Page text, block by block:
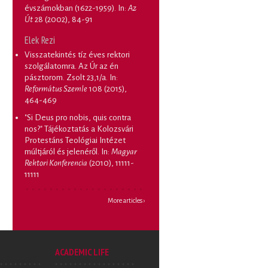
évszámokban (1622-1959) . In: Az
Út 28 (2002), 84-91
Elek Rezi
Visszatekintés tíz éves rektori
szolgálatomra. Az Úr az én
pásztorom. Zsolt 23,1/a. In:
Református Szemle108 (2015),
464-469
"Si Deus pro nobis, quis contra
nos?" Tájékoztatás a Kolozsvári
Protestáns Teológiai Intézet
múltjáról és jelenéről . In: Magyar
Rektori Konferencia (2010), 11111-
11111
More articles ›
ACADEMIC LIFE